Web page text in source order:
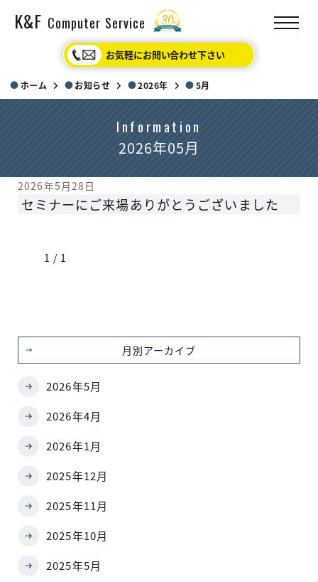
K&F Computer Service
お気軽にお問い合わせ下さい
ホーム お知らせ 2026年 5月
Information
2026年05月
2026年5月28日
セミナーにご来場ありがとうございました
1 / 1
月別アーカイブ
2026年5月
2026年4月
2026年1月
2025年12月
2025年11月
2025年10月
2025年5月